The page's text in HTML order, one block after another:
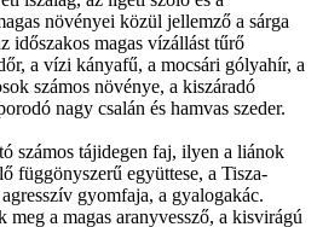
növényei közül jellemző a sárga
időszakos magas vízállást tűrő
a vízi kányafű, a mocsári gólyahír, a
számos növénye, a kiszáradó
nagy csalán és hamvas szeder.
számos tájidegen faj, ilyen a liánok
függönyszerű együttese, a Tisza-
gyomfaja, a gyalogakác.
a magas aranyvessző, a kisvirágú